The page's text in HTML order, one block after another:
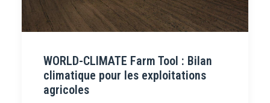
WORLD-CLIMATE Farm Tool : Bilan
climatique pour les exploitations
agricoles